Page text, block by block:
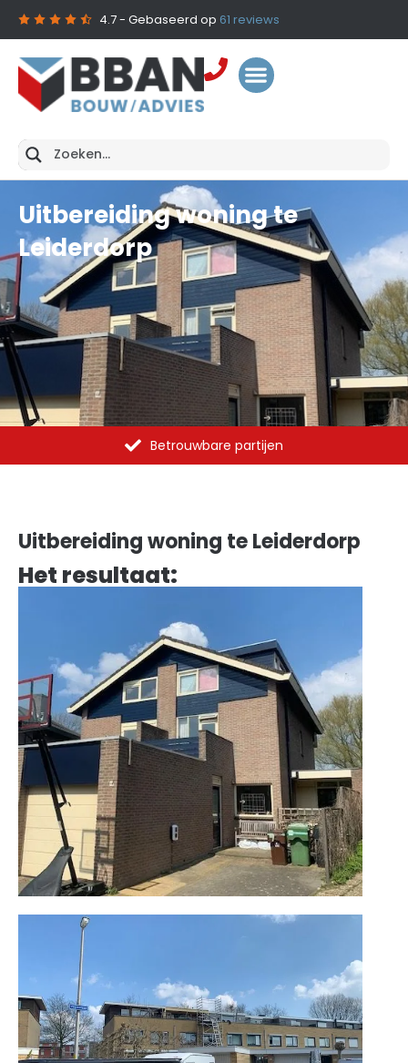
4.7- Gebaseerd op 61 reviews
Uitbereiding woning te
Leiderdorp
Betrouwbare partijen
Uitbereiding woning te Leiderdorp
Het resultaat: